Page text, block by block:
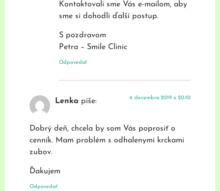
Kontaktovali sme Vás e-mailom, aby
sme si dohodli ďalší postup.
S pozdravom
Petra – Smile Clinic
Odpovedať
Lenka píše: 4. decembra 2019 o 20:10
Dobrý deň, chcela by som Vás poprosiť o
cenník. Mam problém s odhalenymi krckami
zubov.
Ďakujem
Odpovedať